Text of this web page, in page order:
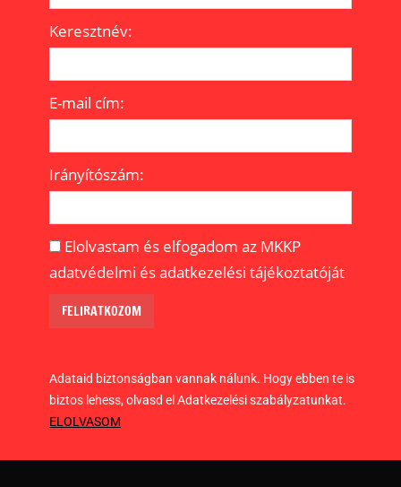
Keresztnév:
E-mail cím:
Irányítószám:
Elolvastam és elfogadom az MKKP
adatvédelmi és adatkezelési tájékoztatóját
Adataid biztonságban vannak nálunk. Hogy ebben te is
biztos lehess, olvasd el Adatkezelési szabályzatunkat.
ELOLVASOM